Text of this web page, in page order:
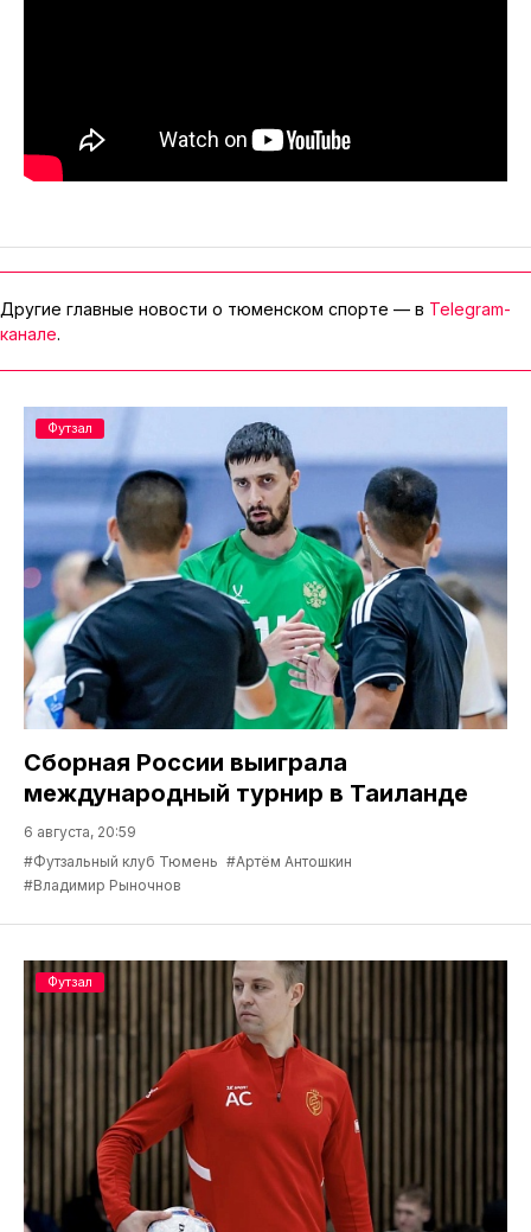
Другие главные новости о тюменском спорте — в Telegram-
канале.
Сборная России выиграла
международный турнир в Таиланде
6 августа, 20:59
#Футзальный клуб Тюмень #Артём Антошкин
#Владимир Рыночнов
Футзал
Футзал